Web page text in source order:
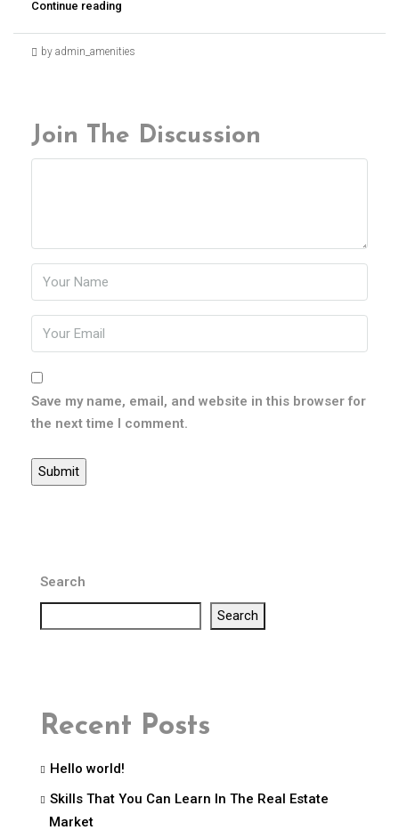
Continue reading
by admin_amenities
Join The Discussion
Save my name, email, and website in this browser for
the next time I comment.
Search
Search
Recent Posts
Hello world!
Skills That You Can Learn In The Real Estate
Market